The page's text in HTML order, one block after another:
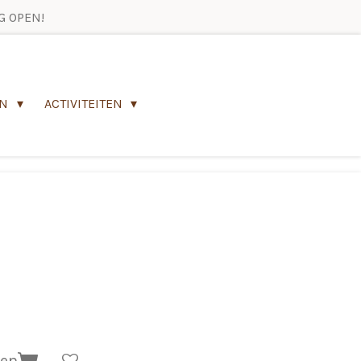
OPEN!
ACTIVITEITEN